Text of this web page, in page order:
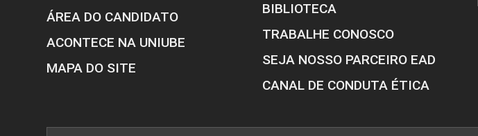
ÁREA DO CANDIDATO
ACONTECE NA UNIUBE
MAPA DO SITE
BIBLIOTECA
TRABALHE CONOSCO
SEJA NOSSO PARCEIRO EAD
CANAL DE CONDUTA ÉTICA